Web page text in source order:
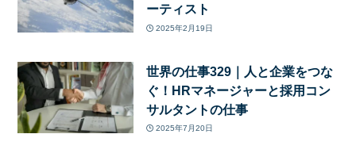
ーティスト
2025年2月19日
世界の仕事329｜人と企業をつな
ぐ！HRマネージャーと採用コン
サルタントの仕事
2025年7月20日